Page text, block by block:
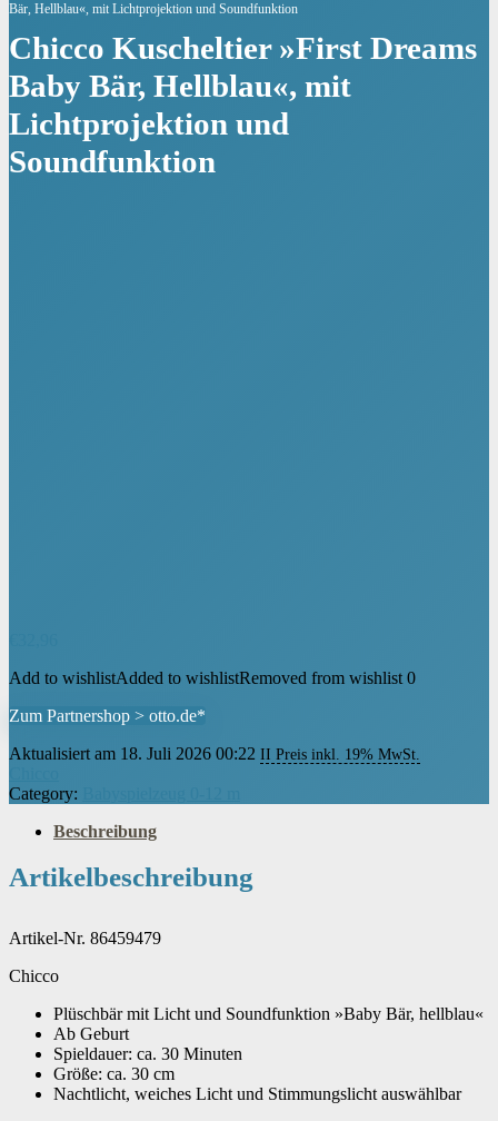
Bär, Hellblau«, mit Lichtprojektion und Soundfunktion
Chicco Kuscheltier »First Dreams
Baby Bär, Hellblau«, mit
Lichtprojektion und
Soundfunktion
Add to wishlistAdded to wishlistRemoved from wishlist 0
Zum Partnershop > otto.de*
Aktualisiert am 18. Juli 2026 00:22 II Preis inkl. 19% MwSt.
Category:
Beschreibung
Artikelbeschreibung
Artikel-Nr. 86459479
Chicco
Plüschbär mit Licht und Soundfunktion »Baby Bär, hellblau«
Ab Geburt
Spieldauer: ca. 30 Minuten
Größe: ca. 30 cm
Nachtlicht, weiches Licht und Stimmungslicht auswählbar